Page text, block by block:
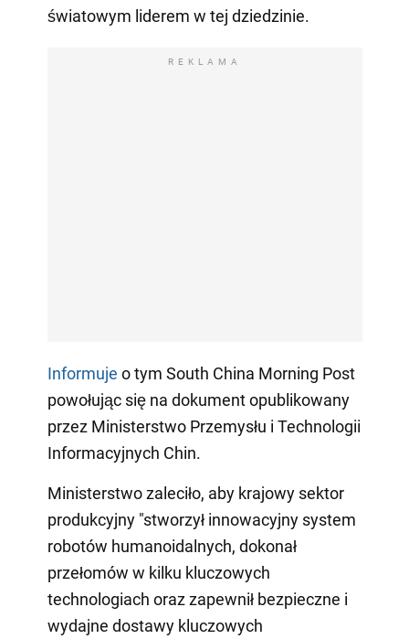
światowym liderem w tej dziedzinie.
REKLAMA
Informuje o tym South China Morning Post
powołując się na dokument opublikowany
przez Ministerstwo Przemysłu i Technologii
Informacyjnych Chin.
Ministerstwo zaleciło, aby krajowy sektor
produkcyjny "stworzył innowacyjny system
robotów humanoidalnych, dokonał
przełomów w kilku kluczowych
technologiach oraz zapewnił bezpieczne i
wydajne dostawy kluczowych